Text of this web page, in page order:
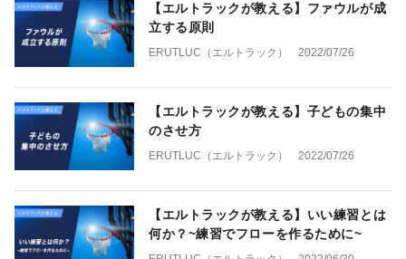
【エルトラックが教える】ファウルが成
立する原則
ERUTLUC（エルトラック） 2022/07/26
【エルトラックが教える】子どもの集中
のさせ方
ERUTLUC（エルトラック） 2022/07/26
【エルトラックが教える】いい練習とは
何か？~練習でフローを作るために~